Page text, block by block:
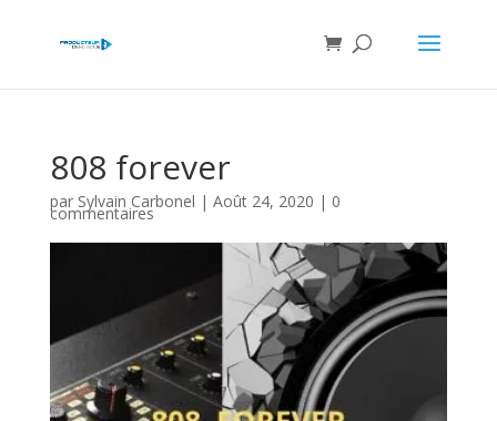
808 forever
par Sylvain Carbonel | Août 24, 2020 | 0
commentaires